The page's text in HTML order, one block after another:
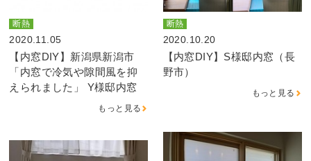
断熱
2020.11.05
【内窓DIY】新潟県新潟市
「内窓で冷気や隙間風を抑
えられました」 Y様邸内窓
もっと見る
断熱
2020.10.20
【内窓DIY】S様邸内窓（長
野市）
もっと見る